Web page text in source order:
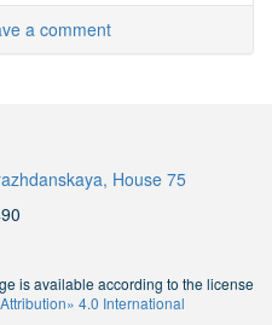
a comment
House 75
is available according to the license
4.0 International